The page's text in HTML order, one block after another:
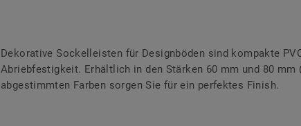
Dekorative Sockelleisten für Designböden sind kompakte
Abriebfestigkeit. Erhältlich in den Stärken 60 mm und 80
abgestimmten Farben sorgen Sie für ein perfektes Finish.